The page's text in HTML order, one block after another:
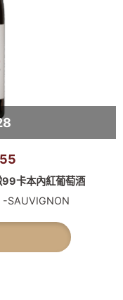
卡本內紅葡萄酒
SAUVIGNON